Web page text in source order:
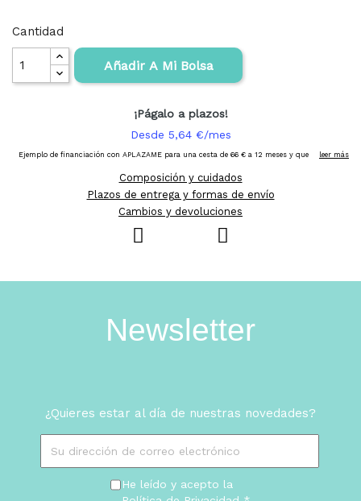
Cantidad
Añadir A Mi Bolsa
Composición y cuidados
Plazos de entrega y formas de envío
Cambios y devoluciones
Newsletter
¿Quieres estar al día de nuestras novedades?
He leído y acepto la